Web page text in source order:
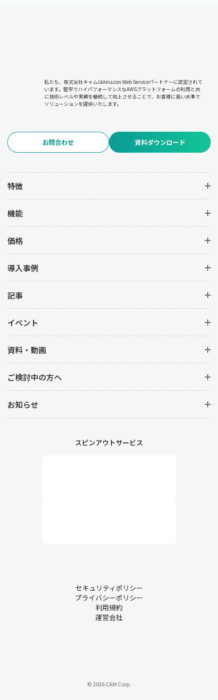
私たち、株式会社キャムはAmazon Web Serviceパートナーに認定されて
います。堅牢でハイパフォーマンスなAWSプラットフォームの利用と共
に技術レベルや実績を継続して向上させることで、お客様に高い水準で
ソリューションを提供いたします。
お問合わせ 資料ダウンロード
特徴
機能
価格
導入事例
記事
イベント
資料・動画
ご検討中の方へ
お知らせ
スピンアウトサービス
セキュリティポリシー
プライバシーポリシー
利用規約
運営会社
© 2026 CAM Corp.